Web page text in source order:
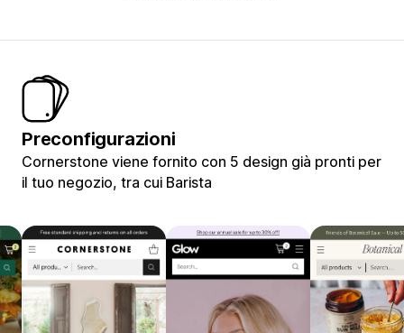
Preconfigurazioni
Cornerstone viene fornito con 5 design già pronti per
il tuo negozio, tra cui Barista